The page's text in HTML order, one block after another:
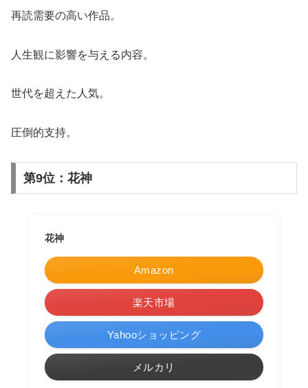
再読需要の高い作品。
人生観に影響を与える内容。
世代を超えた人気。
圧倒的支持。
第9位：花神
花神
Amazon
楽天市場
Yahooショッピング
メルカリ